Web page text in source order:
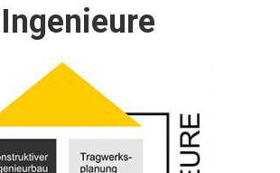
Ingenieure